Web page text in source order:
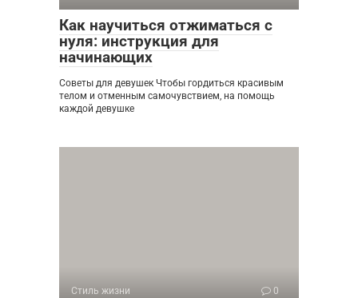
Как научиться отжиматься с
нуля: инструкция для
начинающих
Советы для девушек Чтобы гордиться красивым
телом и отменным самочувствием, на помощь
каждой девушке
Стиль жизни 0